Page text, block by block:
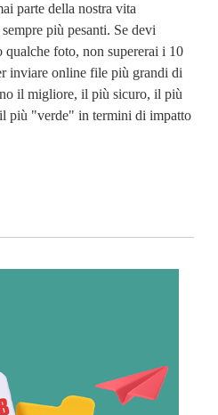
parte della nostra vita
più pesanti. Se devi
foto, non supererai i 10
inviare online file più grandi di
il migliore, il più sicuro, il più
più "verde" in termini di impatto